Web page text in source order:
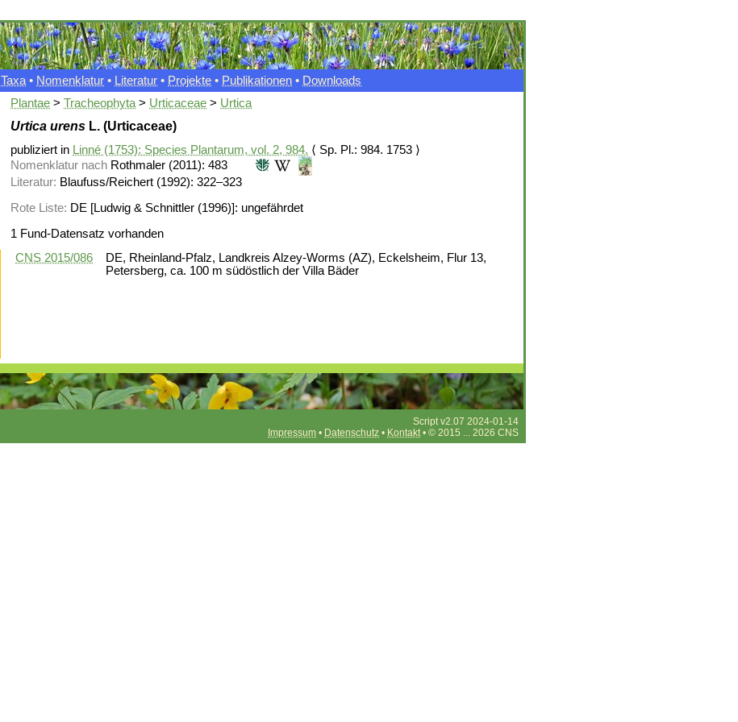
Taxa • Nomenklatur • Literatur • Projekte • Publikationen • Downloads
Plantae > Tracheophyta > Urticaceae > Urtica
Urtica urens L. (Urticaceae)
publiziert in Linné (1753): Species Plantarum, vol. 2, 984. ⟨ Sp. Pl.: 984. 1753 ⟩
Nomenklatur nach Rothmaler (2011): 483
Literatur: Blaufuss/Reichert (1992): 322–323
Rote Liste: DE [Ludwig & Schnittler (1996)]: ungefährdet
1 Fund-Datensatz vorhanden
CNS 2015/086
DE, Rheinland-Pfalz, Landkreis Alzey-Worms (AZ), Eckelsheim, Flur 13,
Petersberg, ca. 100 m südöstlich der Villa Bäder
Script v2.07 2024-01-14
Impressum • Datenschutz • Kontakt• © 2015 ... 2026 CNS